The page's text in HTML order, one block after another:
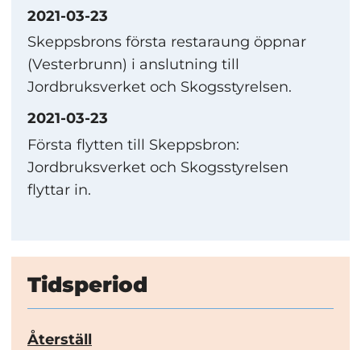
2021-03-23
Skeppsbrons första restaraung öppnar
(Vesterbrunn) i anslutning till
Jordbruksverket och Skogsstyrelsen.
2021-03-23
Första flytten till Skeppsbron:
Jordbruksverket och Skogsstyrelsen
flyttar in.
Tidsperiod
Återställ